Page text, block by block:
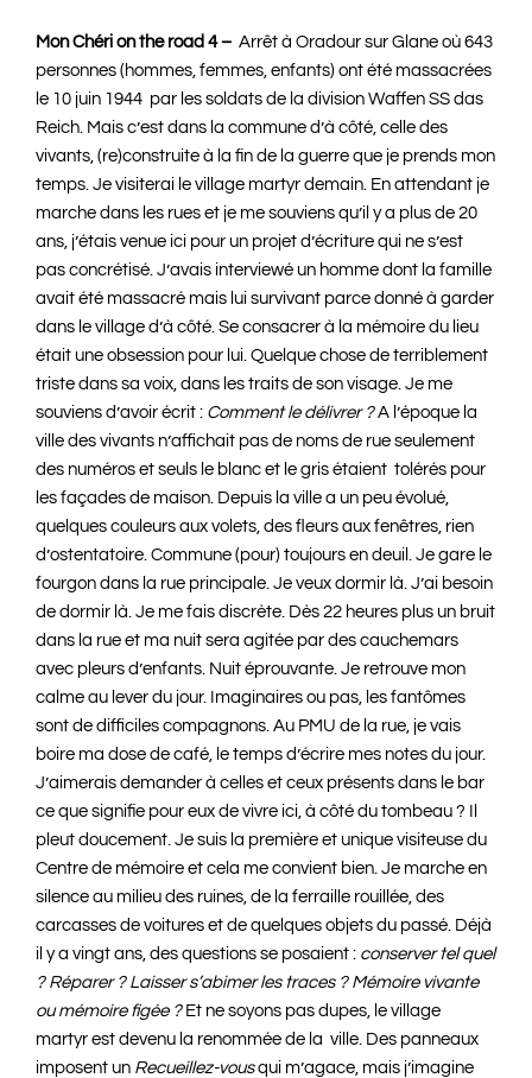
Mon Chéri on the road 4 –Arrêt à Oradour sur Glane où 643
personnes (hommes, femmes, enfants) ont été massacrées
le 10 juin 1944 par les soldats de la division Waffen SS das
Reich. Mais c’est dans la commune d’à côté, celle des
vivants, (re)construite à la fin de la guerre que je prends mon
temps. Je visiterai le village martyr demain. En attendant je
marche dans les rues et je me souviens qu’il y a plus de 20
ans, j’étais venue ici pour un projet d’écriture qui ne s’est
pas concrétisé. J’avais interviewé un homme dont la famille
avait été massacré mais lui survivant parce donné à garder
dans le village d’à côté. Se consacrer à la mémoire du lieu
était une obsession pour lui. Quelque chose de terriblement
triste dans sa voix, dans les traits de son visage. Je me
souviens d’avoir écrit : Comment le délivrer ?A l’époque la
ville des vivants n’affichait pas de noms de rue seulement
des numéros et seuls le blanc et le gris étaient tolérés pour
les façades de maison. Depuis la ville a un peu évolué,
quelques couleurs aux volets, des fleurs aux fenêtres, rien
d’ostentatoire. Commune (pour) toujours en deuil. Je gare le
fourgon dans la rue principale. Je veux dormir là. J’ai besoin
de dormir là. Je me fais discrète. Dès 22 heures plus un bruit
dans la rue et ma nuit sera agitée par des cauchemars
avec pleurs d’enfants. Nuit éprouvante. Je retrouve mon
calme au lever du jour. Imaginaires ou pas, les fantômes
sont de difficiles compagnons. Au PMU de la rue, je vais
boire ma dose de café, le temps d’écrire mes notes du jour.
J’aimerais demander à celles et ceux présents dans le bar
ce que signifie pour eux de vivre ici, à côté du tombeau ? Il
pleut doucement. Je suis la première et unique visiteuse du
Centre de mémoire et cela me convient bien. Je marche en
silence au milieu des ruines, de la ferraille rouillée, des
carcasses de voitures et de quelques objets du passé. Déjà
il y a vingt ans, des questions se posaient : conserver tel quel
? Réparer ? Laisser s’abimer les traces ? Mémoire vivante
ou mémoire figée ?Et ne soyons pas dupes, le village
martyr est devenu la renommée de la ville. Des panneaux
imposent un Recueillez-vousqui m’agace, mais j’imagine